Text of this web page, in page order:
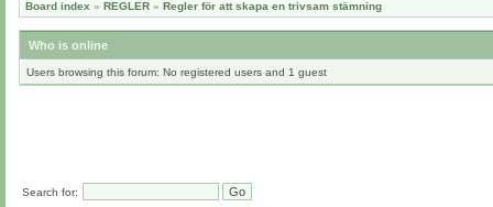
Board index » REGLER » Regler för att skapa en trivsam stämning
Who is online
Users browsing this forum: No registered users and 1 guest
Search for: